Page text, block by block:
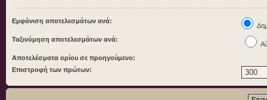
Εμφάνιση αποτελεσμάτων ανά:
Ταξινόμηση αποτελεσμάτων ανά:
Αποτελέσματα ορίου σε προηγούμενο:
Επιστροφή των πρώτων: